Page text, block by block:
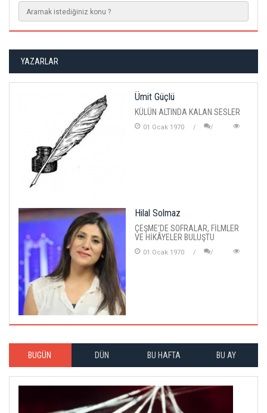
YAZARLAR
Ümit Güçlü
KÜLÜN ALTINDA KALAN SESLER
01 Ocak 1970
Hilal Solmaz
ÇEŞME'DE SOFRALAR, FİLMLER
VE HİKÂYELER BULUŞTU
01 Ocak 1970
BUGÜN DÜN BU HAFTA BU AY